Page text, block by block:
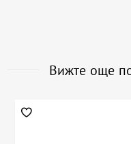
Вижте още